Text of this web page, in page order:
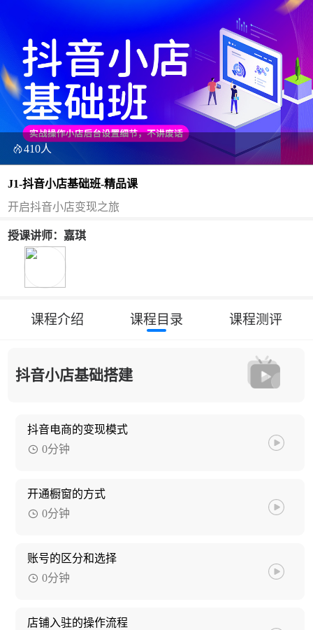
410人
J1-抖音小店基础班-精品课
开启抖音小店变现之旅
授课讲师：嘉琪
课程介绍 课程目录 课程测评
抖音小店基础搭建
抖音电商的变现模式
0分钟
开通橱窗的方式
0分钟
账号的区分和选择
0分钟
店铺入驻的操作流程